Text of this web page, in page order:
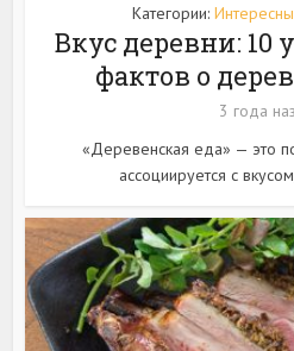
Категории:
Вкус деревни: 10
фактов о
3 года
«Деревенская еда» — это
ассоциируется с